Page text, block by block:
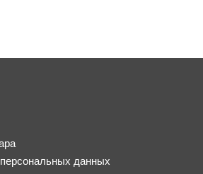
данных